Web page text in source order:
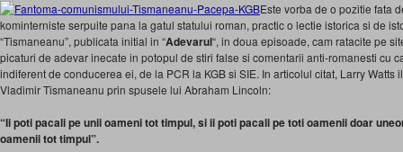
Este vorba de o pozitie fata
kominterniste serpuite pana la gatul statului roman, practic o lectie istorica si de
“Tismaneanu”, publicata initial in “Adevarul“, in doua episoade, cam ratacite pe
picaturi de adevar inecate in potopul de stiri false si comentarii anti-romanesti cu
indiferent de conducerea ei, de la PCR la KGB si SIE. In articolul citat, Larry Watts
Vladimir Tismaneanu prin spusele lui Abraham Lincoln:
“Ii poti pacali pe unii oameni tot timpul, si ii poti pacali pe toti oamenii doar
oamenii tot timpul”.